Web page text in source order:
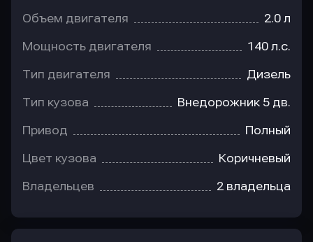
Объем двигателя 2.0 л
Мощность двигателя 140 л.с.
Тип двигателя Дизель
Тип кузова Внедорожник 5 дв.
Привод Полный
Цвет кузова Коричневый
Владельцев 2 владельца